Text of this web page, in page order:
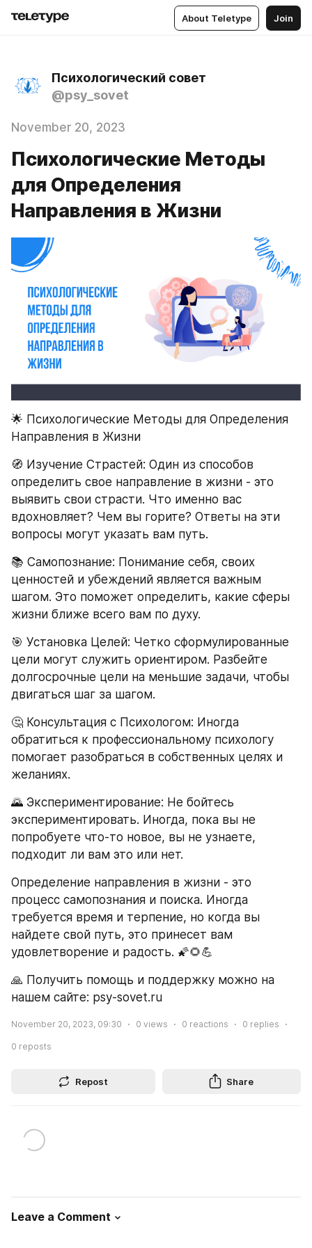
About Teletype Join
Психологический совет
@psy_sovet
November 20, 2023
Психологические Методы
для Определения
Направления в Жизни
🌟 Психологические Методы для Определения
Направления в Жизни
🧭 Изучение Страстей: Один из способов
определить свое направление в жизни - это
выявить свои страсти. Что именно вас
вдохновляет? Чем вы горите? Ответы на эти
вопросы могут указать вам путь.
📚 Самопознание: Понимание себя, своих
ценностей и убеждений является важным
шагом. Это поможет определить, какие сферы
жизни ближе всего вам по духу.
🎯 Установка Целей: Четко сформулированные
цели могут служить ориентиром. Разбейте
долгосрочные цели на меньшие задачи, чтобы
двигаться шаг за шагом.
🤔 Консультация с Психологом: Иногда
обратиться к профессиональному психологу
помогает разобраться в собственных целях и
желаниях.
🌄 Экспериментирование: Не бойтесь
экспериментировать. Иногда, пока вы не
попробуете что-то новое, вы не узнаете,
подходит ли вам это или нет.
Определение направления в жизни - это
процесс самопознания и поиска. Иногда
требуется время и терпение, но когда вы
найдете свой путь, это принесет вам
удовлетворение и радость. 🌠🌻💪
🙏 Получить помощь и поддержку можно на
нашем сайте: psy-sovet.ru
November 20, 2023, 09:30 0 views 0 reactions 0 replies
0 reposts
Repost Share
Leave a Comment